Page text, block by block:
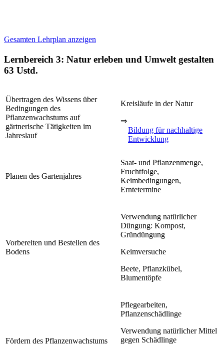
Gesamten Lehrplan anzeigen
Lernbereich 3: Natur erleben und Umwelt gestalten
63 Ustd.
Übertragen des Wissens über
Bedingungen des
Pflanzenwachstums auf
gärtnerische Tätigkeiten im
Jahreslauf
Kreisläufe in der Natur
⇒
Bildung für nachhaltige
Entwicklung
Planen des Gartenjahres
Saat- und Pflanzenmenge,
Fruchtfolge,
Keimbedingungen,
Erntetermine
Vorbereiten und Bestellen des
Bodens
Verwendung natürlicher
Düngung: Kompost,
Gründüngung
Keimversuche
Beete, Pflanzkübel,
Blumentöpfe
Fördern des Pflanzenwachstums
Pflegearbeiten,
Pflanzenschädlinge
Verwendung natürlicher Mittel
gegen Schädlinge